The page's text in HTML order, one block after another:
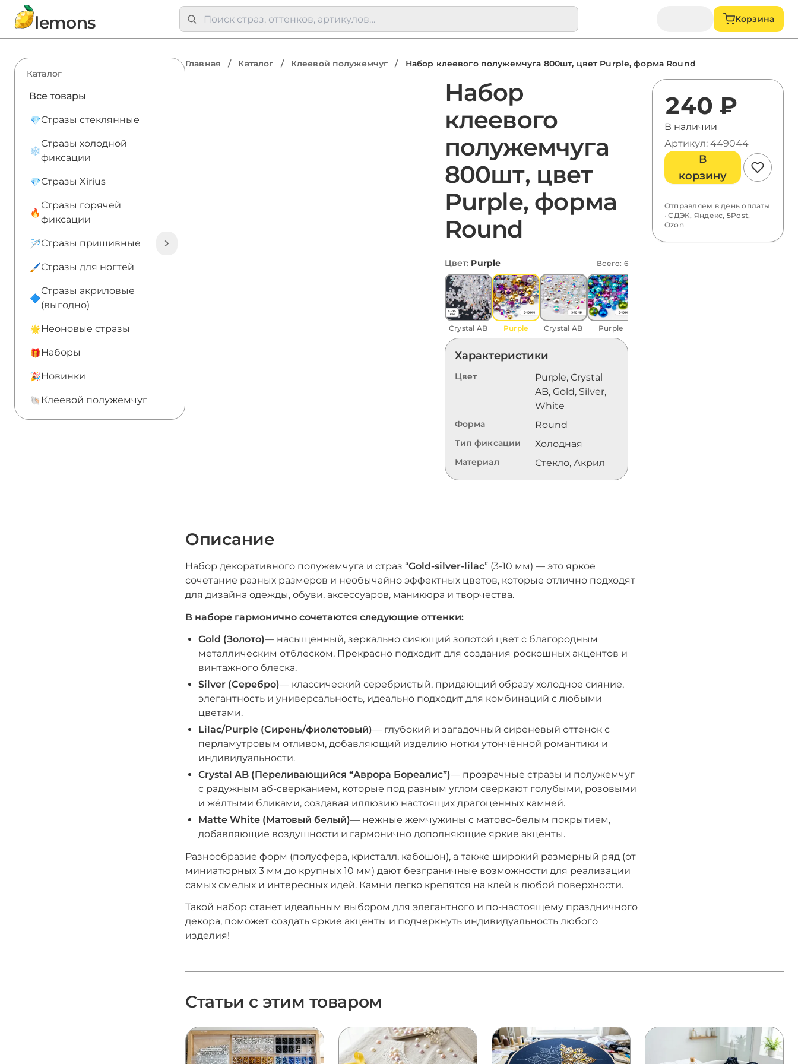
lemons Корзина
Каталог
Все товары
Стразы стеклянные
Стразы холодной
фиксации
Стразы Xirius
Стразы горячей
фиксации
Стразы пришивные
Стразы для ногтей
Стразы акриловые
(выгодно)
Неоновые стразы
Наборы
Новинки
Клеевой полужемчуг
Главная / Каталог / Клеевой полужемчуг / Набор клеевого полужемчуга 800шт, цвет Purple, форма Round
Набор
клеевого
полужемчуга
800шт, цвет
Purple, форма
Round
Цвет: Purple Всего: 6
Crystal AB Purple Crystal AB Purple
Характеристики
Цвет
Purple, Crystal
AB, Gold, Silver,
White
Форма Round
Тип фиксации Холодная
Материал Стекло, Акрил
240 ₽
В наличии
Артикул: 449044
В
корзину
Отправляем в день оплаты
· СДЭК, Яндекс, 5Post,
Ozon
Описание
Набор декоративного полужемчуга и страз “Gold-silver-lilac” (3-10 мм) — это яркое
сочетание разных размеров и необычайно эффектных цветов, которые отлично подходят
для дизайна одежды, обуви, аксессуаров, маникюра и творчества.
В наборе гармонично сочетаются следующие оттенки:
Gold (Золото)— насыщенный, зеркально сияющий золотой цвет с благородным
металлическим отблеском. Прекрасно подходит для создания роскошных акцентов и
винтажного блеска.
Silver (Серебро)— классический серебристый, придающий образу холодное сияние,
элегантность и универсальность, идеально подходит для комбинаций с любыми
цветами.
Lilac/Purple (Сирень/фиолетовый)— глубокий и загадочный сиреневый оттенок с
перламутровым отливом, добавляющий изделию нотки утончённой романтики и
индивидуальности.
Crystal AB (Переливающийся “Аврора Бореалис”)— прозрачные стразы и полужемчуг
с радужным аб-сверканием, которые под разным углом сверкают голубыми, розовыми
и жёлтыми бликами, создавая иллюзию настоящих драгоценных камней.
Matte White (Матовый белый)— нежные жемчужины с матово-белым покрытием,
добавляющие воздушности и гармонично дополняющие яркие акценты.
Разнообразие форм (полусфера, кристалл, кабошон), а также широкий размерный ряд (от
миниатюрных 3 мм до крупных 10 мм) дают безграничные возможности для реализации
самых смелых и интересных идей. Камни легко крепятся на клей к любой поверхности.
Такой набор станет идеальным выбором для элегантного и по-настоящему праздничного
декора, поможет создать яркие акценты и подчеркнуть индивидуальность любого
изделия!
Статьи с этим товаром